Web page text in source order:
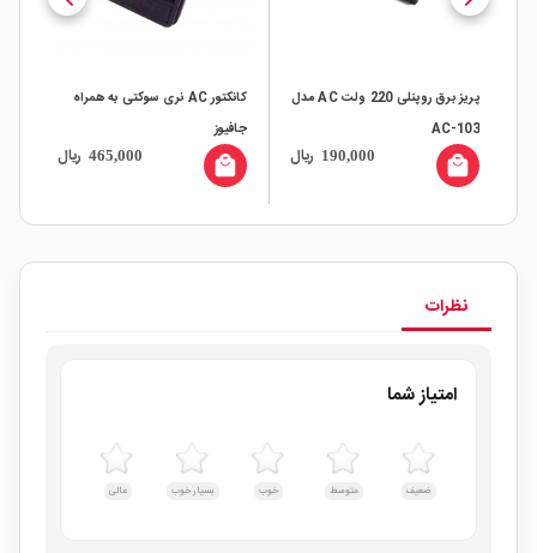
پریز برق روپنلی 220 ولت AC مدل
AC-103
190,000 ریال local_mall
کانکتور AC نری سوکتی به همراه
جافیوز
465,000 ریال local_mall
نظرات
امتیاز شما
ضعیف متوسط خوب بسیار خوب عالی